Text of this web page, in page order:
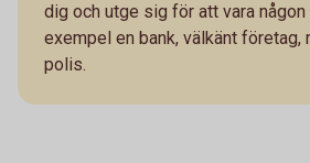
dig och utge sig för att vara
exempel en bank, välkänt företag,
polis.